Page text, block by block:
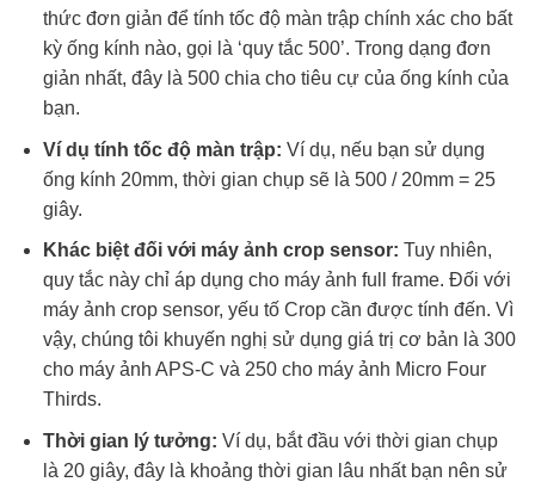
thức đơn giản để tính tốc độ màn trập chính xác cho bất
kỳ ống kính nào, gọi là ‘quy tắc 500’. Trong dạng đơn
giản nhất, đây là 500 chia cho tiêu cự của ống kính của
bạn.
Ví dụ tính tốc độ màn trập: Ví dụ, nếu bạn sử dụng
ống kính 20mm, thời gian chụp sẽ là 500 / 20mm = 25
giây.
Khác biệt đối với máy ảnh crop sensor: Tuy nhiên,
quy tắc này chỉ áp dụng cho máy ảnh full frame. Đối với
máy ảnh crop sensor, yếu tố Crop cần được tính đến. Vì
vậy, chúng tôi khuyến nghị sử dụng giá trị cơ bản là 300
cho máy ảnh APS-C và 250 cho máy ảnh Micro Four
Thirds.
Thời gian lý tưởng: Ví dụ, bắt đầu với thời gian chụp
là 20 giây, đây là khoảng thời gian lâu nhất bạn nên sử